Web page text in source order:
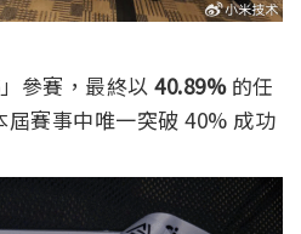
參賽，最終以 40.89%的任
賽事中唯一突破 40% 成功